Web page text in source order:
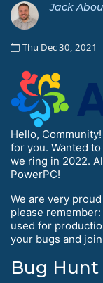
Jack
-
Thu Dec 30, 2021
Hello,
for you. Wanted
we ring in 2022.
PowerPC!
We are very
please
used for
your bugs and
Bug Hunt